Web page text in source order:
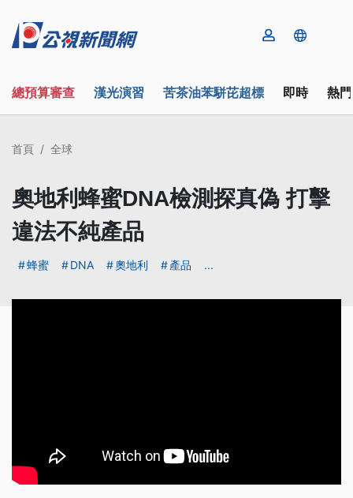
總預算審查 漢光演習 苦茶油苯駢芘超標 即時 熱
首頁 全球
奧地利蜂蜜DNA檢測探真偽 打擊
違法不純產品
蜂蜜 DNA 奧地利 產品 ...